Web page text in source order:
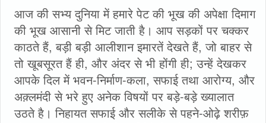
आज की सभ्य दुनिया में हमारे पेट की भूख की अपेक्षा दिमाग
की भूख आसानी से मिट जाती है। आप सड़कों पर चक्कर
काठते हैं, बड़ी बड़ी आलीशान इमारतें देखते हैं, जो बाहर से
तो खूबसूरत हैं ही, और अंदर से भी होंगी ही; उन्हें देखकर
आपके दिल में भवन-निर्माण-कला, सफाई तथा आरोग्य, और
अक़्लमंदी से भरे हुए अनेक विषयों पर बड़े-बड़े ख्यालात
उठते है। निहायत सफाई और सलीके से पहने-ओढ़े शरीफ़